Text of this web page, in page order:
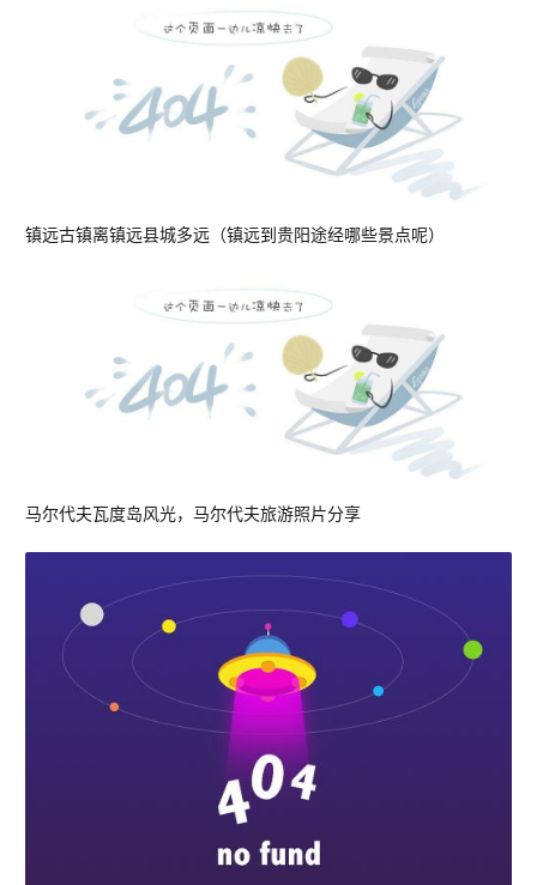
镇远古镇离镇远县城多远（镇远到贵阳途经哪些景点呢）
马尔代夫瓦度岛风光，马尔代夫旅游照片分享